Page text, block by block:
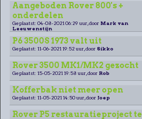
Aangeboden Rover 800's +
onderdelen
Geplaatst: 04-08-2021 06:29 uur, door Mark van
Leeuwenstijn
P6 3500S 1973 valt uit
Geplaatst: 11-06-2021 19:52 uur, door Sikko
Rover 3500 MK1/MK2 gezocht
Geplaatst: 15-05-2021 19:58 uur, door Rob
Kofferbak niet meer open
Geplaatst: 11-05-2021 14:50 uur, door Joep
Rover P5 restauratieproject te